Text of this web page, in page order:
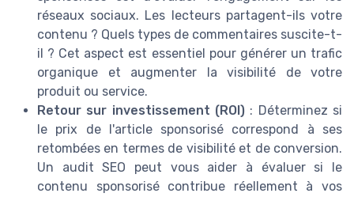
réseaux sociaux. Les lecteurs partagent-ils votre
contenu ? Quels types de commentaires suscite-t-
il ? Cet aspect est essentiel pour générer un trafic
organique et augmenter la visibilité de votre
produit ou service.
Retour sur investissement (ROI) : Déterminez si
le prix de l'article sponsorisé correspond à ses
retombées en termes de visibilité et de conversion.
Un audit SEO peut vous aider à évaluer si le
contenu sponsorisé contribue réellement à vos